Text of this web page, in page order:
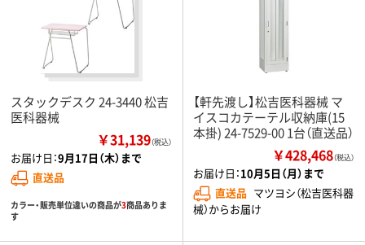
スタックデスク 24-3440 松吉
医科器械
￥31,139（税込）
お届け日：9月17日（木）まで
直送品
カラー・販売単位違いの商品が3商品ありま
す
【軒先渡し】松吉医科器械 マ
イスコカテーテル収納庫(15
本掛) 24-7529-00 1台（直送品）
￥428,468（税込）
お届け日：10月5日（月）まで
直送品 マツヨシ（松吉医科器
械）からお届け